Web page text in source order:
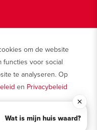
om de website
functies voor social
te analyseren. Op
en Privacybeleid
AKKOORD EN SLUITEN
Kimmel & Co
Wat is mijn huis waard?